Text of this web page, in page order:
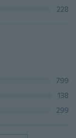
228
799
138
299